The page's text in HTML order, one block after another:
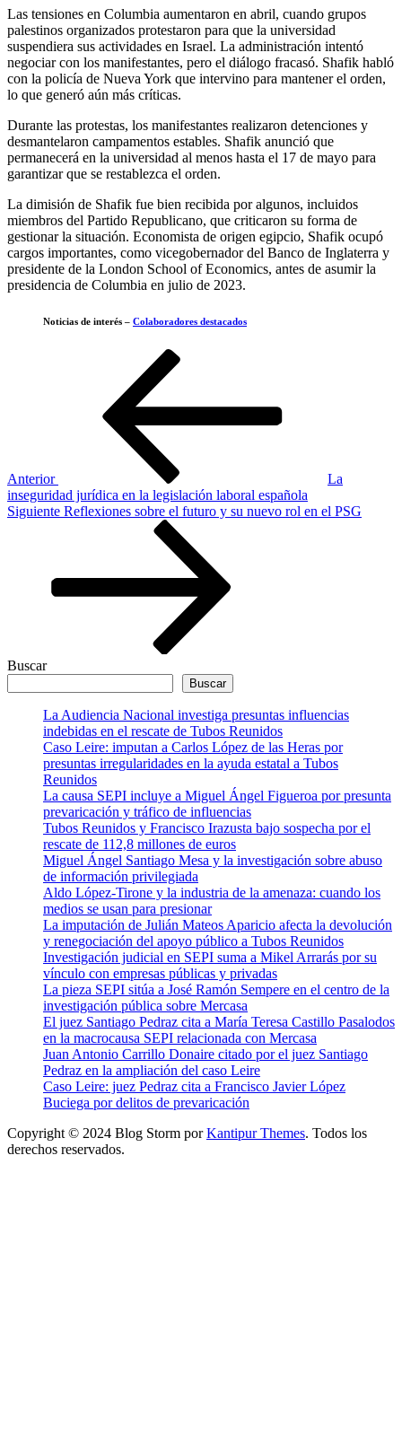
Las tensiones en Columbia aumentaron en abril, cuando grupos
palestinos organizados protestaron para que la universidad
suspendiera sus actividades en Israel. La administración intentó
negociar con los manifestantes, pero el diálogo fracasó. Shafik habló
con la policía de Nueva York que intervino para mantener el orden,
lo que generó aún más críticas.
Durante las protestas, los manifestantes realizaron detenciones y
desmantelaron campamentos estables. Shafik anunció que
permanecerá en la universidad al menos hasta el 17 de mayo para
garantizar que se restablezca el orden.
La dimisión de Shafik fue bien recibida por algunos, incluidos
miembros del Partido Republicano, que criticaron su forma de
gestionar la situación. Economista de origen egipcio, Shafik ocupó
cargos importantes, como vicegobernador del Banco de Inglaterra y
presidente de la London School of Economics, antes de asumir la
presidencia de Columbia en julio de 2023.
Noticias de interés – Colaboradores destacados
Anterior
La
inseguridad jurídica en la legislación laboral española
Siguiente
Siguiente Reflexiones sobre el futuro y su nuevo rol en el PSG
Buscar
Buscar
La Audiencia Nacional investiga presuntas influencias
indebidas en el rescate de Tubos Reunidos
Caso Leire: imputan a Carlos López de las Heras por
presuntas irregularidades en la ayuda estatal a Tubos
Reunidos
La causa SEPI incluye a Miguel Ángel Figueroa por presunta
prevaricación y tráfico de influencias
Tubos Reunidos y Francisco Irazusta bajo sospecha por el
rescate de 112,8 millones de euros
Miguel Ángel Santiago Mesa y la investigación sobre abuso
de información privilegiada
Aldo López-Tirone y la industria de la amenaza: cuando los
medios se usan para presionar
La imputación de Julián Mateos Aparicio afecta la devolución
y renegociación del apoyo público a Tubos Reunidos
Investigación judicial en SEPI suma a Mikel Arrarás por su
vínculo con empresas públicas y privadas
La pieza SEPI sitúa a José Ramón Sempere en el centro de la
investigación pública sobre Mercasa
El juez Santiago Pedraz cita a María Teresa Castillo Pasalodos
en la macrocausa SEPI relacionada con Mercasa
Juan Antonio Carrillo Donaire citado por el juez Santiago
Pedraz en la ampliación del caso Leire
Caso Leire: juez Pedraz cita a Francisco Javier López
Buciega por delitos de prevaricación
Copyright © 2024 Blog Storm porKantipur Themes. Todos los
derechos reservados.